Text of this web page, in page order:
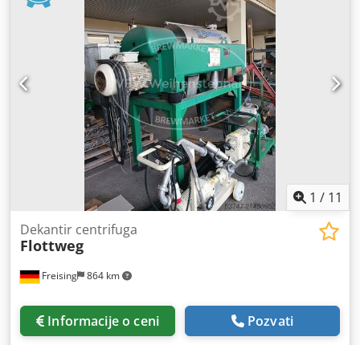
1 / 11
Freising 864 km
Dekantir centrifuga
Flottweg
Informacije o ceni Pozvati